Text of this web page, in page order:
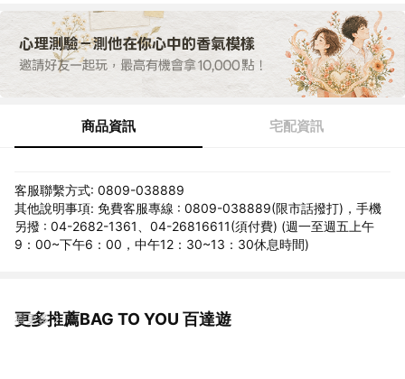
商品資訊 宅配資訊
客服聯繫方式: 0809-038889
其他說明事項: 免費客服專線 : 0809-038889(限市話撥打)，手機
另撥 : 04-2682-1361、04-26816611(須付費) (週一至週五上午
9：00~下午6：00，中午12：30~13：30休息時間)
更多推薦BAG TO YOU 百達遊
看更多